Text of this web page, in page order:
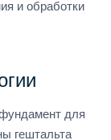
и обработки
для
гештальта